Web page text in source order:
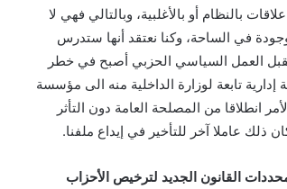
بالنظام أو بالأغلبية، وبالتالي فهي لا
في الساحة، وكنا نعتقد أنها ستدرس
العمل السياسي الحزبي أصبح في خطر
تابعة لوزارة الداخلية منه الى مؤسسة
انطلاقا من المصلحة العامة دون التأثر
ذلك عاملا آخر للتأخير في إيداع ملفنا.
القانون الجديد لترخيص الأحزاب